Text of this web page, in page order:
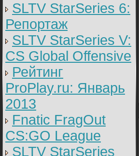
SLTV StarSeries 6:
Репортаж
SLTV StarSeries V:
CS Global Offensive
Рейтинг
ProPlay.ru: Январь
2013
Fnatic FragOut
CS:GO League
SLTV StarSeries